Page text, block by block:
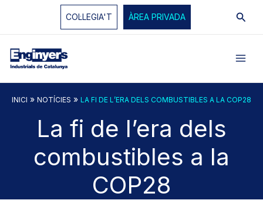
COL·LEGIA'T ÀREA PRIVADA
INICI » NOTÍCIES » LA FI DE L’ERA DELS COMBUSTIBLES A LA COP28
La fi de l’era dels
combustibles a la
COP28